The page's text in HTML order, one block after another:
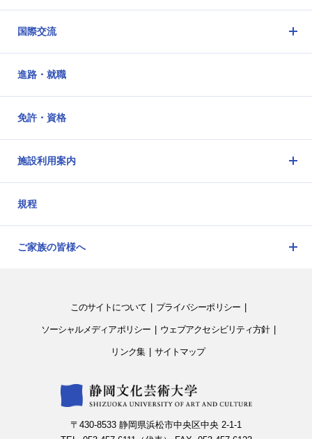
国際交流
ー
閉
進路・就職
免許・資格
施設利用案内
ー
規程
ご家族の皆様へ
このサイトについて プライバシーポリシー
ソーシャルメディアポリシー ウェブアクセシビリティ方針
リンク集 サイトマップ
〒430-8533 静岡県浜松市中央区中央 2-1-1